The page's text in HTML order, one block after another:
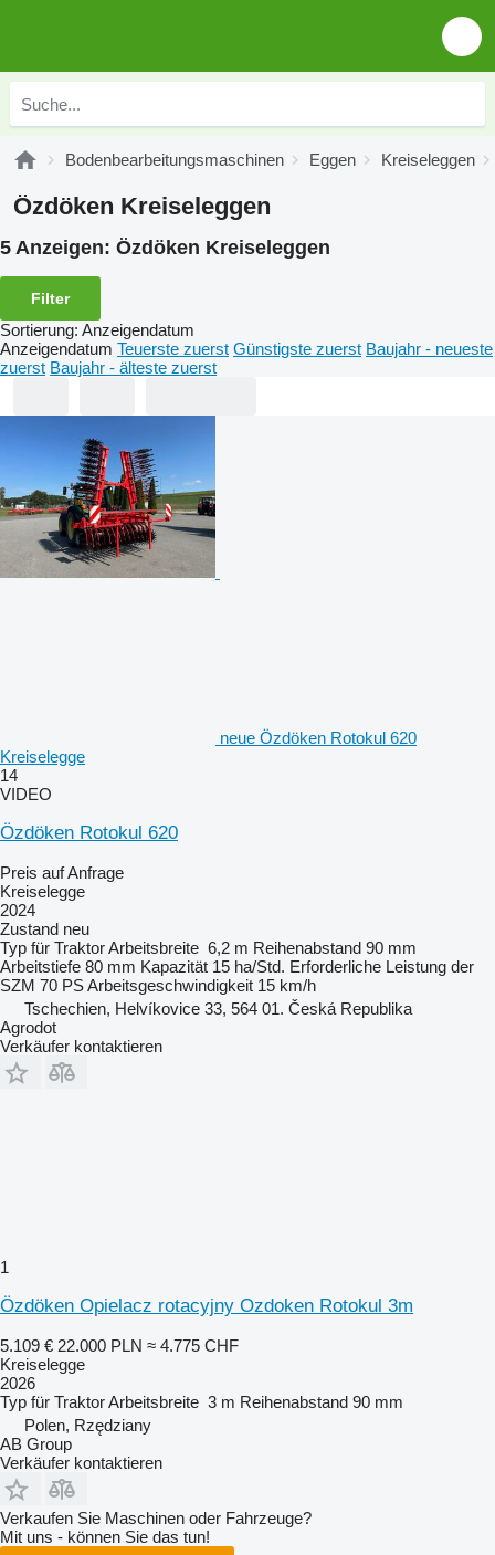
Bodenbearbeitungsmaschinen Eggen Kreiseleggen
Özdöken Kreiseleggen
5 Anzeigen: Özdöken Kreiseleggen
Filter
Sortierung: Anzeigendatum
Anzeigendatum Teuerste zuerst Günstigste zuerst Baujahr - neueste
zuerst Baujahr - älteste zuerst
neue Özdöken Rotokul 620
Kreiselegge
14
VIDEO
Özdöken Rotokul 620
Preis auf Anfrage
Kreiselegge
2024
Zustand neu
Typ für TraktorArbeitsbreite 6,2 m Reihenabstand 90 mm
Arbeitstiefe 80 mm Kapazität 15 ha/Std. Erforderliche Leistung der
SZM 70 PSArbeitsgeschwindigkeit 15 km/h
Tschechien, Helvíkovice 33, 564 01. Česká Republika
Agrodot
Verkäufer kontaktieren
1
Özdöken Opielacz rotacyjny Ozdoken Rotokul 3m
5.109 € 22.000 PLN ≈ 4.775 CHF
Kreiselegge
2026
Typ für TraktorArbeitsbreite 3 m Reihenabstand 90 mm
Polen, Rzędziany
AB Group
Verkäufer kontaktieren
Verkaufen Sie Maschinen oder Fahrzeuge?
Mit uns - können Sie das tun!